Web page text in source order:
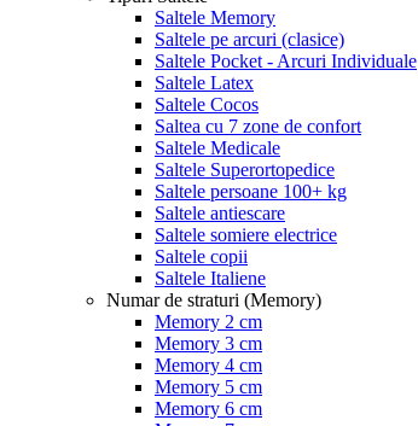
Saltele Memory
Saltele pe arcuri (clasice)
Saltele Pocket - Arcuri Individuale
Saltele Latex
Saltele Cocos
Saltea cu 7 zone de confort
Saltele Medicale
Saltele Superortopedice
Saltele persoane 100+ kg
Saltele antiescare
Saltele somiere electrice
Saltele copii
Saltele Italiene
Numar de straturi (Memory)
Memory 2 cm
Memory 3 cm
Memory 4 cm
Memory 5 cm
Memory 6 cm